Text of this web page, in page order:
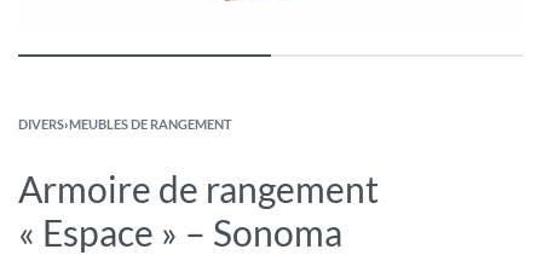
DIVERS›MEUBLES DE RANGEMENT
Armoire de rangement
« Espace » – Sonoma